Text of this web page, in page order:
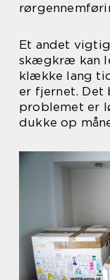
Et andet
skægkræ kan
klække lang
er fjernet. Det
problemet er
dukke op